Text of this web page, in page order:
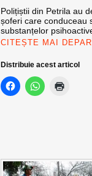
Polițiștii din Petrila au
șoferi care conduceau
substanțelor
CITEȘTE MAI
Distribuie acest articol